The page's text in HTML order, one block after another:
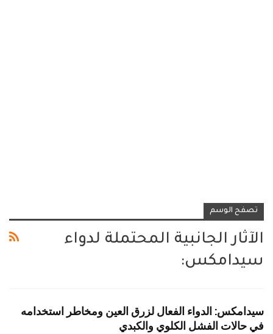
تصفح الوسم
الآثار الجانبية المحتملة لدواء
سيدامكس:
سيدامكس: الدواء الفعال لزرق العين ومخاطر استخدامه
في حالات الفشل الكلوي والكبدي